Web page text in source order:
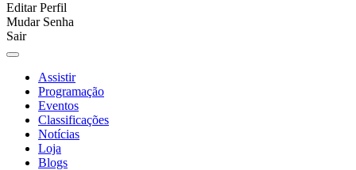
Editar Perfil
Mudar Senha
Sair
Assistir
Programação
Eventos
Classificações
Notícias
Loja
Blogs